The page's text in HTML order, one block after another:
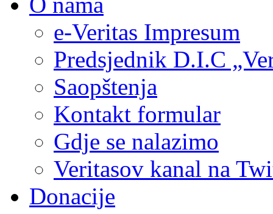
e-Veritas Impresum
Predsjednik D.I.C
Saopštenja
Kontakt formular
Gdje se nalazimo
Veritasov kanal na
Donacije